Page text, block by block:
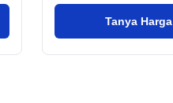
Tanya Harga